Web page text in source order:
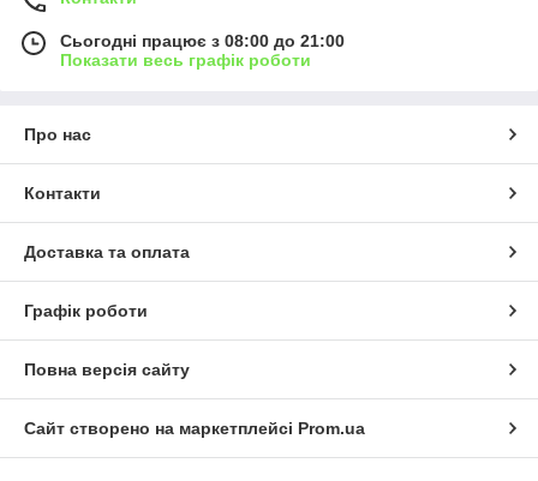
Сьогодні працює з 08:00 до 21:00
Показати весь графік роботи
Про нас
Контакти
Доставка та оплата
Графік роботи
Повна версія сайту
Сайт створено на маркетплейсі Prom.ua